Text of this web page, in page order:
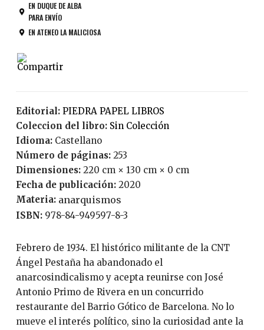
EN DUQUE DE ALBA
PARA ENVÍO
EN ATENEO LA MALICIOSA
Editorial:
PIEDRA PAPEL LIBROS
Coleccion del libro:
Sin Colección
Idioma:
Castellano
Número de páginas:
253
Dimensiones: 220 cm × 130 cm × 0 cm
Fecha de publicación:
2020
Materia: anarquismos
ISBN: 978-84-949597-8-3
Febrero de 1934. El histórico militante de la CNT
Ángel Pestaña ha abandonado el
anarcosindicalismo y acepta reunirse con José
Antonio Primo de Rivera en un concurrido
restaurante del Barrio Gótico de Barcelona. No lo
mueve el interés político, sino la curiosidad ante la